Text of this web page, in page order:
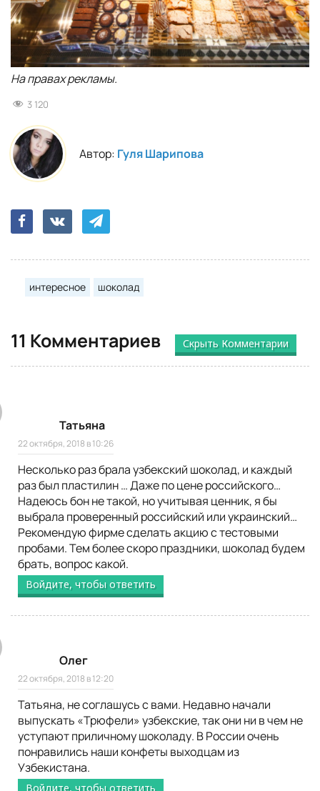
На правах рекламы.
3 120
Автор: Гуля Шарипова
интересное шоколад
11 Комментариев Скрыть Комментарии
Татьяна
22 октября, 2018 в 10:26
Несколько раз брала узбекский шоколад, и каждый
раз был пластилин … Даже по цене российского…
Надеюсь бон не такой, но учитывая ценник, я бы
выбрала проверенный российский или украинский…
Рекомендую фирме сделать акцию с тестовыми
пробами. Тем более скоро праздники, шоколад будем
брать, вопрос какой.
Войдите, чтобы ответить
Олег
22 октября, 2018 в 12:20
Татьяна, не соглашусь с вами. Недавно начали
выпускать «Трюфели» узбекские, так они ни в чем не
уступают приличному шоколаду. В России очень
понравились наши конфеты выходцам из
Узбекистана.
Войдите, чтобы ответить